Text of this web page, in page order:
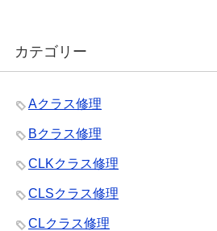
カテゴリー
Aクラス修理
Bクラス修理
CLKクラス修理
CLSクラス修理
CLクラス修理